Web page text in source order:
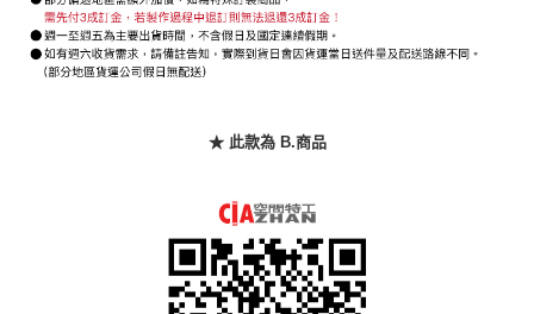
恩沛科技股份有限公司將有權停止該用戶之使用額度並採取法律行動。
★ 此款為 B.商品